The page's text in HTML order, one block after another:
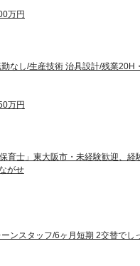
万円
なし/生産技術 治具設計/残業20H
万円
保育士」東大阪市・未経験歓迎、経
がせ
ンスタッフ/6ヶ月短期 2交替でし